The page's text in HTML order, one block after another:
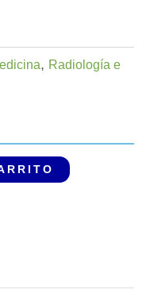
, Radiología e